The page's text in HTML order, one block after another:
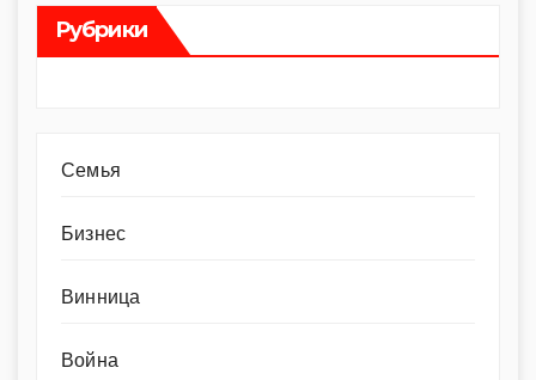
Рубрики
Cемья
Бизнес
Винница
Война